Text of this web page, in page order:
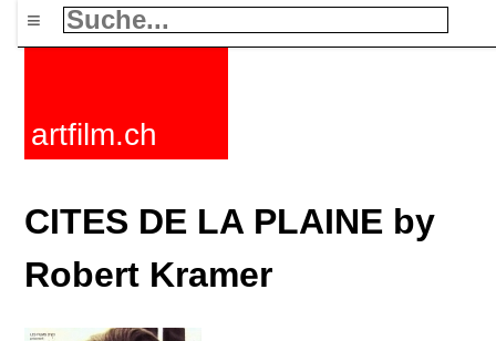
≡
artfilm.ch
CITES DE LA PLAINE by
Robert Kramer